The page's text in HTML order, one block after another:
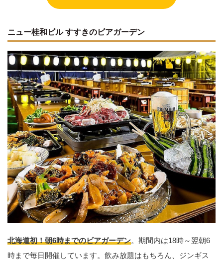
ニュー桂和ビル すすきのビアガーデン
北海道初！朝6時までのビアガーデン。期間内は18時～翌朝6
時まで毎日開催しています。飲み放題はもちろん、ジンギス